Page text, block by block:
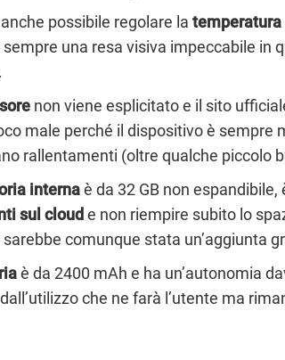
possibile regolare la
una resa visiva impeccabile in
non viene esplicitato e il sito
male perché il dispositivo è sempre
rallentamenti (oltre qualche piccolo
internaè da 32 GB non espandibile,
sul cloud e non riempire subito lo
sarebbe comunque stata un’aggiunta
è da 2400 mAh e ha un’autonomia
che ne farà l’utente ma